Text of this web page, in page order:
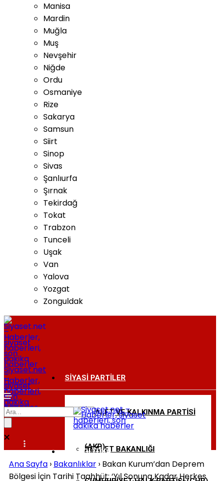
Manisa
Mardin
Muğla
Muş
Nevşehir
Niğde
Ordu
Osmaniye
Rize
Sakarya
Samsun
Siirt
Sinop
Sivas
Şanlıurfa
Şırnak
Tekirdağ
Tokat
Trabzon
Tunceli
Uşak
Van
Yalova
Yozgat
Zonguldak
Siyaset.net
–
Haberler,
siyaset
haberleri,
son
dakika
haberler
SIYASI PARTILER
ADALET VE KALKINMA PARTISI
(AKP)
BAKANLIKLAR
ADALET BAKANLIĞI
DIŞ POLITIKA
Ana Sayfa › Bakanlıklar › Bakan Kurum’dan Deprem
Bölgesi İçin Tarihi Taahhüt: ‘Yıl Sonuna Kadar Herkes